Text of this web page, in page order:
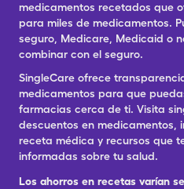
medicamentos recetados que
para miles de medicamentos.
seguro, Medicare, Medicaid o
combinar con el seguro.
SingleCare ofrece
medicamentos para que
farmacias cerca de ti. Visita
descuentos en medicamentos,
receta médica y recursos que
informadas sobre tu salud.
Los ahorros en recetas varían